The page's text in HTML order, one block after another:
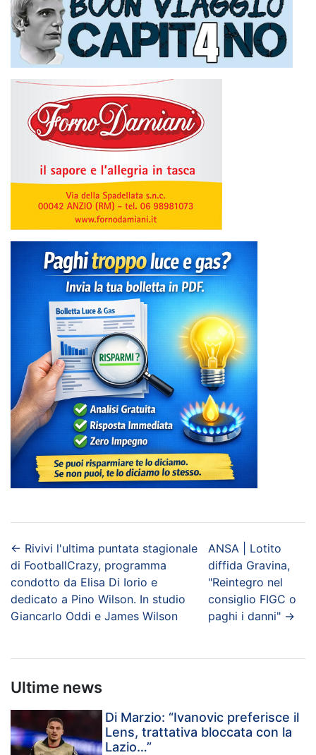
← Rivivi l'ultima puntata stagionale
di FootballCrazy, programma
condotto da Elisa Di Iorio e
dedicato a Pino Wilson. In studio
Giancarlo Oddi e James Wilson
ANSA | Lotito
diffida Gravina,
"Reintegro nel
consiglio FIGC o
paghi i danni"→
Ultime news
Di Marzio: “Ivanovic preferisce il
Lens, trattativa bloccata con la
Lazio…”